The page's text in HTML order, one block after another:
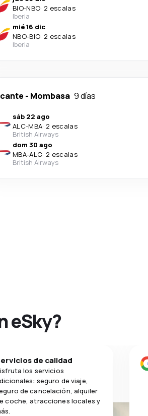
BIO-NBO· 2 escalas
Iberia
mié 16 dic
NBO-BIO· 2 escalas
Iberia
- Mombasa 9 días
sáb 22 ago
ALC-MBA· 2 escalas
British Airways
dom 30 ago
MBA-ALC· 2 escalas
British Airways
eSky?
de calidad
los servicios
seguro de viaje,
de cancelación, alquiler
coche, atracciones locales y